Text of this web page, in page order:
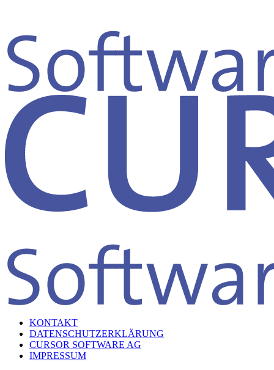
KONTAKT
DATENSCHUTZERKLÄRUNG
CURSOR SOFTWARE AG
IMPRESSUM